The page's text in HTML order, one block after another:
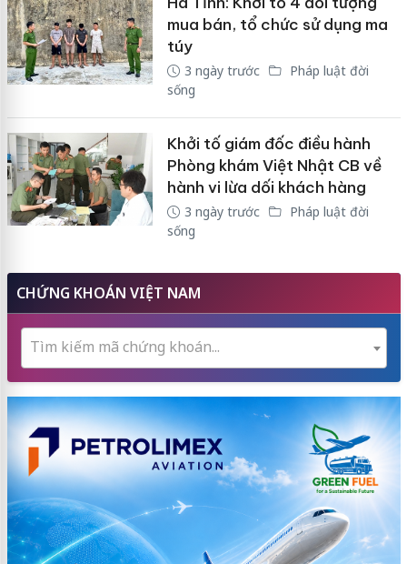
mua bán, tổ chức sử dụng ma
túy
3 ngày trước
Pháp luật đời
sống
Khởi tố giám đốc điều hành
Phòng khám Việt Nhật CB về
hành vi lừa dối khách hàng
3 ngày trước
Pháp luật đời
sống
CHỨNG KHOÁN VIỆT NAM
Tìm kiếm mã chứng khoán...